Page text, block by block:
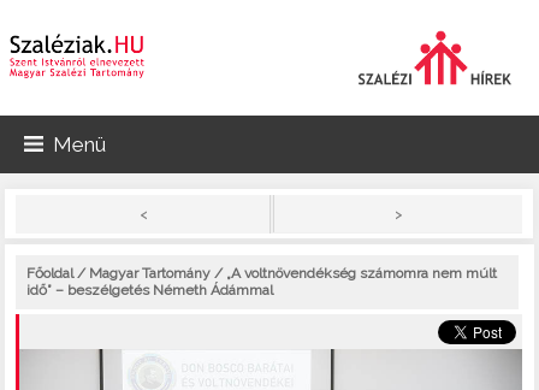
Menü
< >
Főoldal/ Magyar Tartomány / „A voltnövendékség számomra nem múlt
idő” – beszélgetés Németh Ádámmal